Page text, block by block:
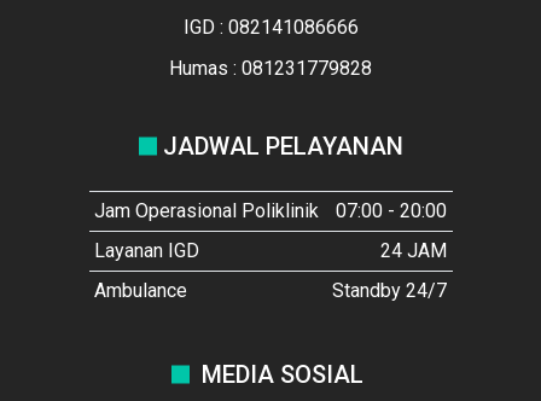
IGD : 082141086666
Humas : 081231779828
JADWAL PELAYANAN
Jam Operasional Poliklinik
07:00 - 20:00
Layanan IGD
24 JAM
Ambulance
Standby 24/7
MEDIA SOSIAL